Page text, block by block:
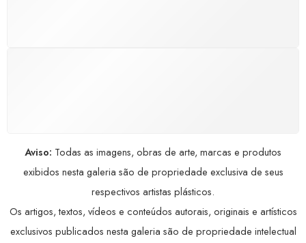
Aviso: Todas as imagens, obras de arte, marcas e produtos
exibidos nesta galeria são de propriedade exclusiva de seus
respectivos artistas plásticos.
Os artigos, textos, vídeos e conteúdos autorais, originais e artísticos
exclusivos publicados nesta galeria são de propriedade intelectual